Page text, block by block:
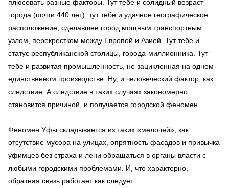
плюсовать разные факторы. Тут тебе и солидный возраст
города (почти 440 лет); тут тебе и удачное географическое
расположение, сделавшее город мощным транспортным
узлом, перекрестком между Европой и Азией. Тут тебе и
статус республиканской столицы, города-миллионника. Тут
тебе и развитая промышленность, не зацикленная на одном-
единственном производстве. Ну, и человеческий фактор, как
следствие. А следствие в таких случаях закономерно
становится причиной, и получается городской феномен.
Феномен Уфы складывается из таких «мелочей», как
отсутствие мусора на улицах, опрятность фасадов и привычка
уфимцев без страха и лени обращаться в органы власти с
любыми городскими проблемами. И, что характерно,
обратная связь работает как следует.